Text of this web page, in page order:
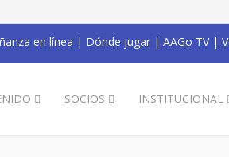
en línea | Dónde jugar | AAGo TV|
SOCIOS INSTITUCIONAL